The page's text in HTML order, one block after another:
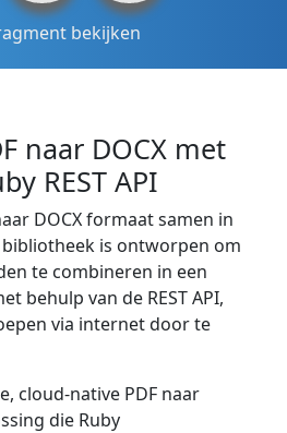
bekijken
naar DOCX met
REST API
DOCX formaat samen in
bibliotheek is ontworpen om
te combineren in een
behulp van de REST API,
via internet door te
cloud-native PDF naar
die Ruby